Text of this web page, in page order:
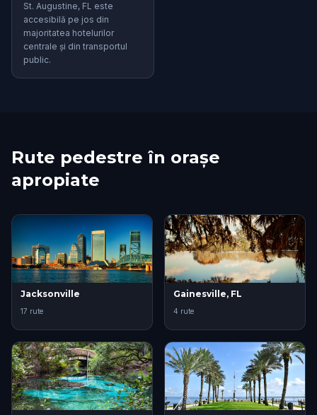
St. Augustine, FL este
accesibilă pe jos din
majoritatea hotelurilor
centrale și din transportul
public.
Rute pedestre în orașe
apropiate
Jacksonville
17 rute
Gainesville, FL
4 rute